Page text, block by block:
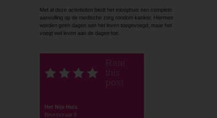
Met al deze activiteiten biedt het inloophuis een complete
aanvulling op de medische zorg rondom kanker. Hiermee
worden geen dagen aan het leven toegevoegd, maar het
voegt wel leven aan de dagen toe.
Het Nije Huis
Beursstraat 9